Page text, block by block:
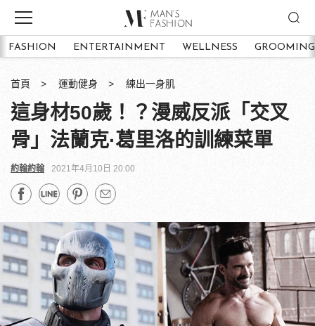
FASHION ENTERTAINMENT WELLNESS GROOMING
首頁 運動健身 練出一身肌
這身材50歲！？漫威反派「交叉
骨」法蘭克·葛里洛的訓練菜單
約翰約翰 2021年4月10日 20:00